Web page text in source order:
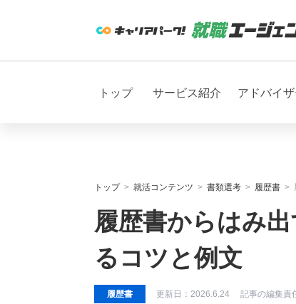
トップ サービス紹介 アドバイ
トップ 就活コンテンツ 書類選考 履歴書
履歴書からはみ
るコツと例文
履歴書 更新日： 2026.6.24 記事の編集責